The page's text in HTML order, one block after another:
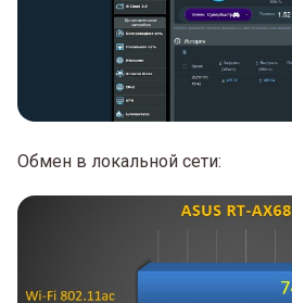
Обмен в локальной сети: